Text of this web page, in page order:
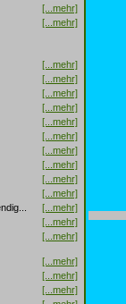
[...mehr]
[...mehr]
[...mehr]
[...mehr]
[...mehr]
[...mehr]
[...mehr]
[...mehr]
[...mehr]
[...mehr]
[...mehr]
[...mehr]
[...mehr]
[...mehr]
[...mehr]
[...mehr]
[...mehr]
[...mehr]